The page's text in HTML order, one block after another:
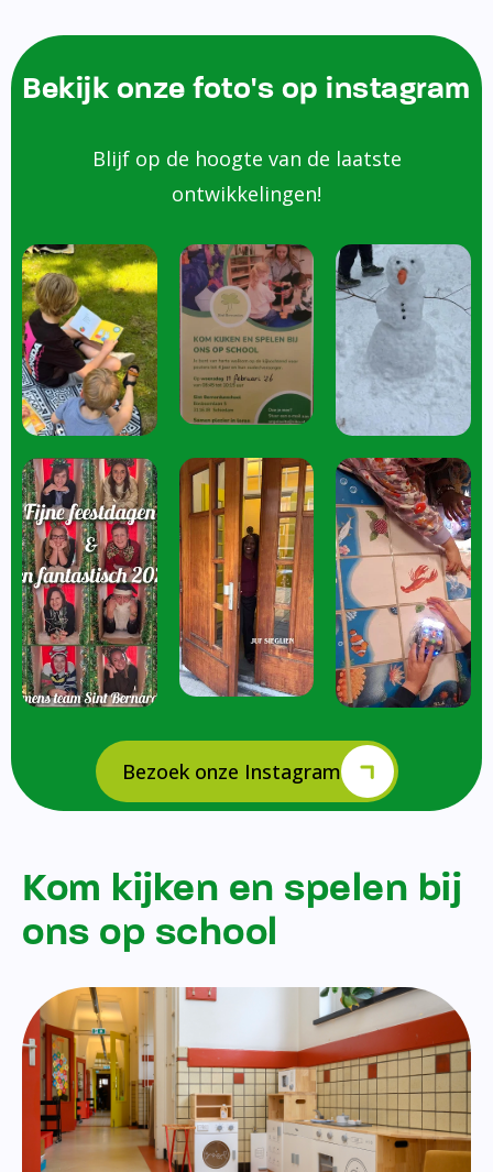
Bekijk onze foto's op instagram
Blijf op de hoogte van de laatste
ontwikkelingen!
Bezoek onze Instagram
Kom kijken en spelen bij
ons op school